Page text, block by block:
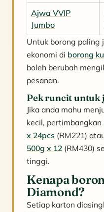
Ajwa VVIP
Jumbo
Untuk borong paling
ekonomi di borong
boleh berubah
pesanan.
Pek runcit untuk
Jika anda mahu
kecil, pertimbangkan
x 24pcs (RM221)
500g x 12 (RM430)
tinggi.
Kenapa
Diamond?
Setiap karton